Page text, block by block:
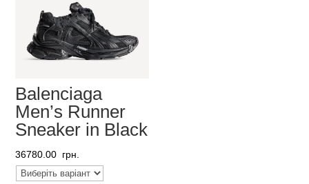
Balenciaga
Men’s Runner
Sneaker in Black
36780.00 грн.